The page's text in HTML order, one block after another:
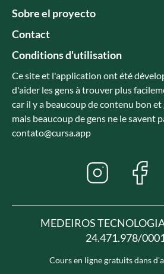
Sobre el proyecto
Contact
Conditions d'utilisation
Ce site et l'application ont été
d'aider les gens à trouver plus
car il y a beaucoup de contenu bon
mais beaucoup de gens ne le savent
contato@cursa.app
MEDEIROS
24.471.978/
Cours en ligne gratuits dans